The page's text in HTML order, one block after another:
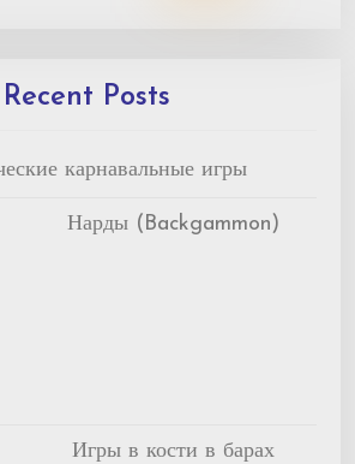
Recent Posts
карнавальные игры
Нарды (Backgammon)
Игры в кости в барах